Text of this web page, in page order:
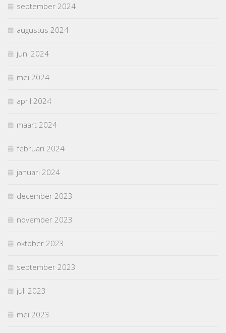
september 2024
augustus 2024
juni 2024
mei 2024
april 2024
maart 2024
februari 2024
januari 2024
december 2023
november 2023
oktober 2023
september 2023
juli 2023
mei 2023